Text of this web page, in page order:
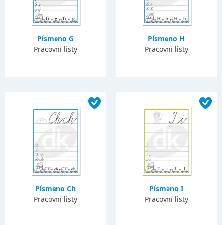
Písmeno G
Pracovní listy
Písmeno H
Pracovní listy
Písmeno Ch
Pracovní listy
Písmeno I
Pracovní listy